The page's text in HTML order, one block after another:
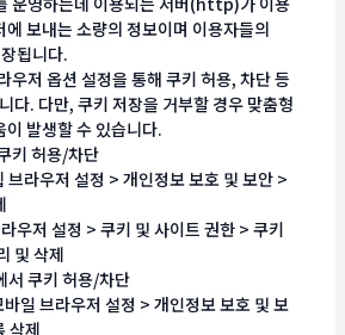
보내는 소량의 정보이며 이용자들의
됩니다.
저 옵션 설정을 통해 쿠키 허용, 차단 등
다. 다만, 쿠키 저장을 거부할 경우 맞춤형
발생할 수 있습니다.
키 허용/차단
라우저 설정 > 개인정보 보호 및 보안 >
우저 설정 > 쿠키 및 사이트 권한 > 쿠키
및 삭제
쿠키 허용/차단
일 브라우저 설정 > 개인정보 보호 및 보
삭제